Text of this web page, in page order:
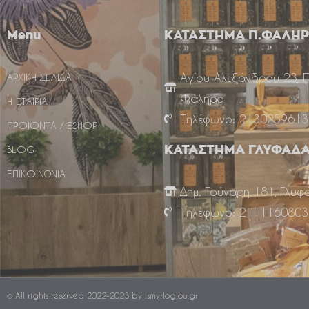
Menu
ΑΡΧΙΚΗ ΣΕΛΙΔΑ
Η ΕΤΑΙΡΙΑ
ΠΡΟΙΟΝΤΑ / ESHOP
BLOG
ΕΠΙΚΟΙΝΩΝΙΑ
ΚΑΤΑΣΤΗΜΑ
Αγίου Αλεξάνδρου 23,
Φάληρο
Τηλέφωνο: 2130259613
ΚΑΤΑΣΤΗΜΑ
Δημ. Γούναρη 181,
Τηλέφωνο: 2111160803
© All rights reserved 2022-2023 by Ismyrloglou.gr